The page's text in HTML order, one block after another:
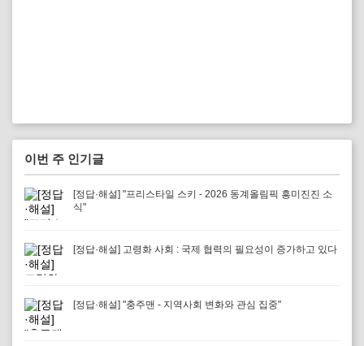
이번 주 인기글
[정답·해설] "프리스타일 스키 - 2026 동계올림픽 흥미진진 소
식"
[정답·해설] 고령화 사회 : 국제 협력의 필요성이 증가하고 있다
[정답·해설] "충주맨 - 지역사회 변화와 관심 집중"